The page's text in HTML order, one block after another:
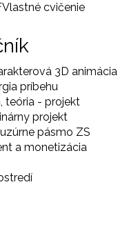
Vlastné cvičenie
3D animácia
príbehu
teória - projekt
projekt
pásmo ZS
a monetizácia